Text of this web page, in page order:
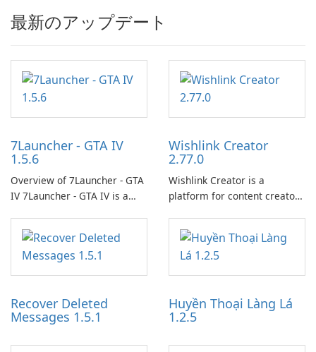
最新のアップデート
7Launcher - GTA IV
1.5.6
Overview of 7Launcher - GTA
IV 7Launcher - GTA IV is a
application designed to
optimize the gaming
experience for Grand Theft
Auto IV.
Wishlink Creator
2.77.0
Wishlink Creator is a
platform for content creators
work through built-in brand
partnerships and integrated
tools for content distribution
and audience engagement.
Recover Deleted
Messages 1.5.1
Huyền Thoại Làng Lá
1.2.5